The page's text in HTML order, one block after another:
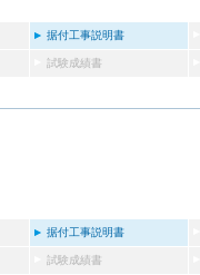
据付工事説明書
試験成績書
据付工事説明書
試験成績書